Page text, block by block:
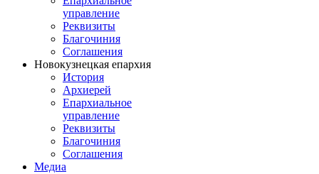
управление
Реквизиты
Благочиния
Соглашения
Новокузнецкая епархия
История
Архиерей
Епархиальное
управление
Реквизиты
Благочиния
Соглашения
Медиа